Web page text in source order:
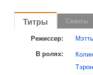
Титры Сеансы
Режиссер:
В ролях: